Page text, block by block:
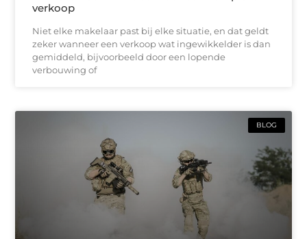
verkoop
Niet elke makelaar past bij elke situatie, en dat geldt
zeker wanneer een verkoop wat ingewikkelder is dan
gemiddeld, bijvoorbeeld door een lopende
verbouwing of
BLOG